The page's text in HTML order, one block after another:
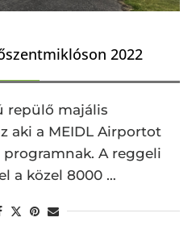
2022
repülő majális
aki a MEIDL Airportot
A reggeli
a közel 8000 …